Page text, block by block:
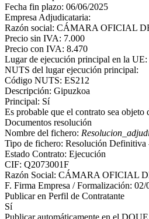
Fecha fin plazo: 06/06/2025
Empresa Adjudicataria:
Razón social: CÁMARA OFICIAL
Precio sin IVA: 7.000
Precio con IVA: 8.470
Lugar de ejecución principal en la UE:
NUTS del lugar ejecución principal:
Código NUTS: ES212
Descripción: Gipuzkoa
Principal: Sí
Es probable que el contrato sea objeto
Documentos resolución
Nombre del fichero:
Tipo de fichero: Resolución Definitiva
Estado Contrato: Ejecución
CIF: Q2073001F
Razón Social: CÁMARA OFICIAL
F. Firma Empresa / Formalización: 02/
Publicar en Perfil de Contratante
Sí
Publicar automáticamente en el DOUE